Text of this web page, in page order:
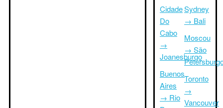
Cidade
Do
Cabo
→
Joanesburgo
Buenos
Aires
→ Rio
Sydney
→ Bali
Moscou
→ São
Toronto
→
Vancouver